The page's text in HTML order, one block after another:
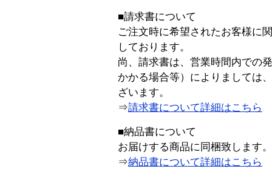
■請求書について
ご注文時に希望されたお客様に
しております。
尚、請求書は、営業時間内での
かかる場合等）によりましては
ざいます。
⇒請求書について詳細はこちら
■納品書について
お届けする商品に同梱致します。
⇒納品書について詳細はこちら